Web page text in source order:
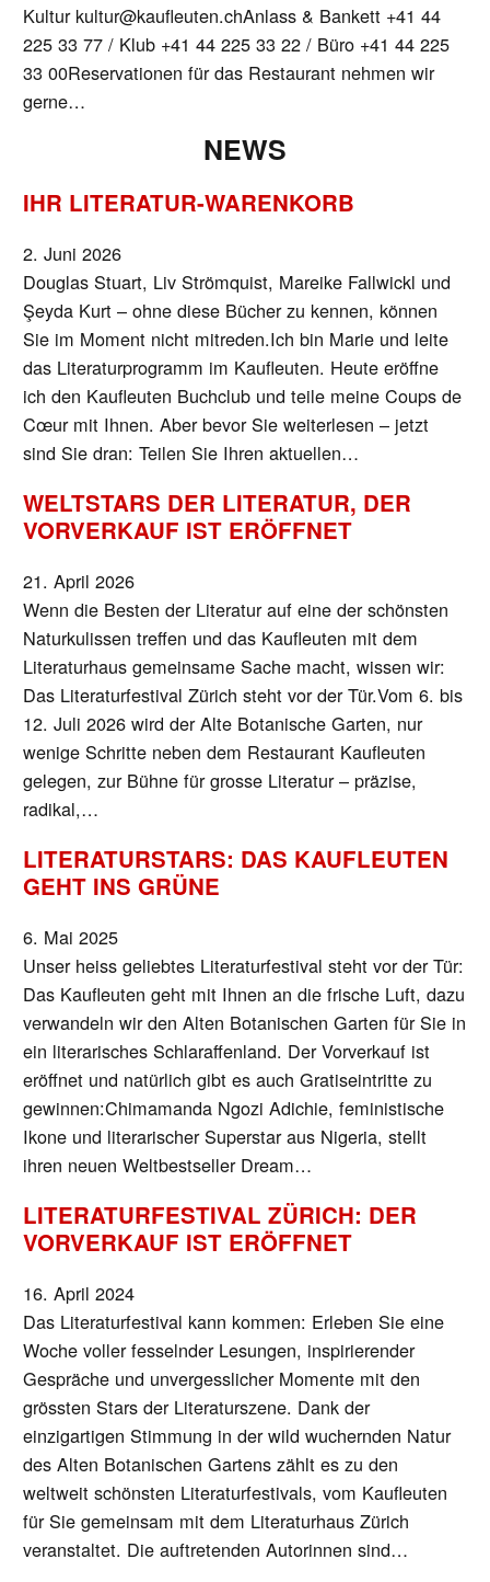
Kultur kultur@kaufleuten.chAnlass & Bankett +41 44
225 33 77 / Klub +41 44 225 33 22 / Büro +41 44 225
33 00Reservationen für das Restaurant nehmen wir
gerne…
NEWS
IHR LITERATUR-WARENKORB
2. Juni 2026
Douglas Stuart, Liv Strömquist, Mareike Fallwickl und
Şeyda Kurt – ohne diese Bücher zu kennen, können
Sie im Moment nicht mitreden.Ich bin Marie und leite
das Literaturprogramm im Kaufleuten. Heute eröffne
ich den Kaufleuten Buchclub und teile meine Coups de
Cœur mit Ihnen. Aber bevor Sie weiterlesen – jetzt
sind Sie dran: Teilen Sie Ihren aktuellen…
WELTSTARS DER LITERATUR, DER
VORVERKAUF IST ERÖFFNET
21. April 2026
Wenn die Besten der Literatur auf eine der schönsten
Naturkulissen treffen und das Kaufleuten mit dem
Literaturhaus gemeinsame Sache macht, wissen wir:
Das Literaturfestival Zürich steht vor der Tür.Vom 6. bis
12. Juli 2026 wird der Alte Botanische Garten, nur
wenige Schritte neben dem Restaurant Kaufleuten
gelegen, zur Bühne für grosse Literatur – präzise,
radikal,…
LITERATURSTARS: DAS KAUFLEUTEN
GEHT INS GRÜNE
6. Mai 2025
Unser heiss geliebtes Literaturfestival steht vor der Tür:
Das Kaufleuten geht mit Ihnen an die frische Luft, dazu
verwandeln wir den Alten Botanischen Garten für Sie in
ein literarisches Schlaraffenland. Der Vorverkauf ist
eröffnet und natürlich gibt es auch Gratiseintritte zu
gewinnen:Chimamanda Ngozi Adichie, feministische
Ikone und literarischer Superstar aus Nigeria, stellt
ihren neuen Weltbestseller Dream…
LITERATURFESTIVAL ZÜRICH: DER
VORVERKAUF IST ERÖFFNET
16. April 2024
Das Literaturfestival kann kommen: Erleben Sie eine
Woche voller fesselnder Lesungen, inspirierender
Gespräche und unvergesslicher Momente mit den
grössten Stars der Literaturszene. Dank der
einzigartigen Stimmung in der wild wuchernden Natur
des Alten Botanischen Gartens zählt es zu den
weltweit schönsten Literaturfestivals, vom Kaufleuten
für Sie gemeinsam mit dem Literaturhaus Zürich
veranstaltet. Die auftretenden Autorinnen sind…